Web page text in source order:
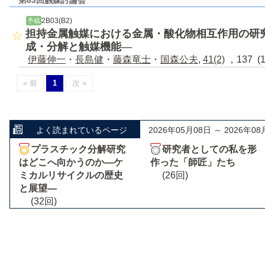
予稿 2B03(B2)
担持金属触媒における金属・酸化物相互作用の
成・分解と触媒機能―
伊藤伸一 ・ 長島健 ・ 藤森竜士 ・ 国森公夫, 41(2) ，137
« 前 1 次 »
よく読まれているページ 2026年05月08日 ～ 2026年08
プラスチック分解研究
はどこへ向かうのか―ケ
ミカルリサイクルの歴史
と展望―
(32回)
研究者としての私を形
作った「師匠」たち
(26回)